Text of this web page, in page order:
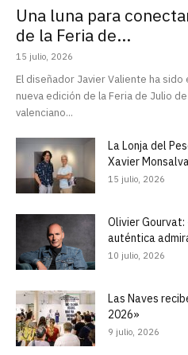
Una luna para
de la Feria de...
15 julio, 2026
El diseñador Javier Valiente ha
nueva edición de la Feria de Julio
valenciano...
La Lonja del
Xavier
15 julio, 2026
Olivier Gourvat:
auténtica
10 julio, 2026
Las Naves
2026»
9 julio, 2026